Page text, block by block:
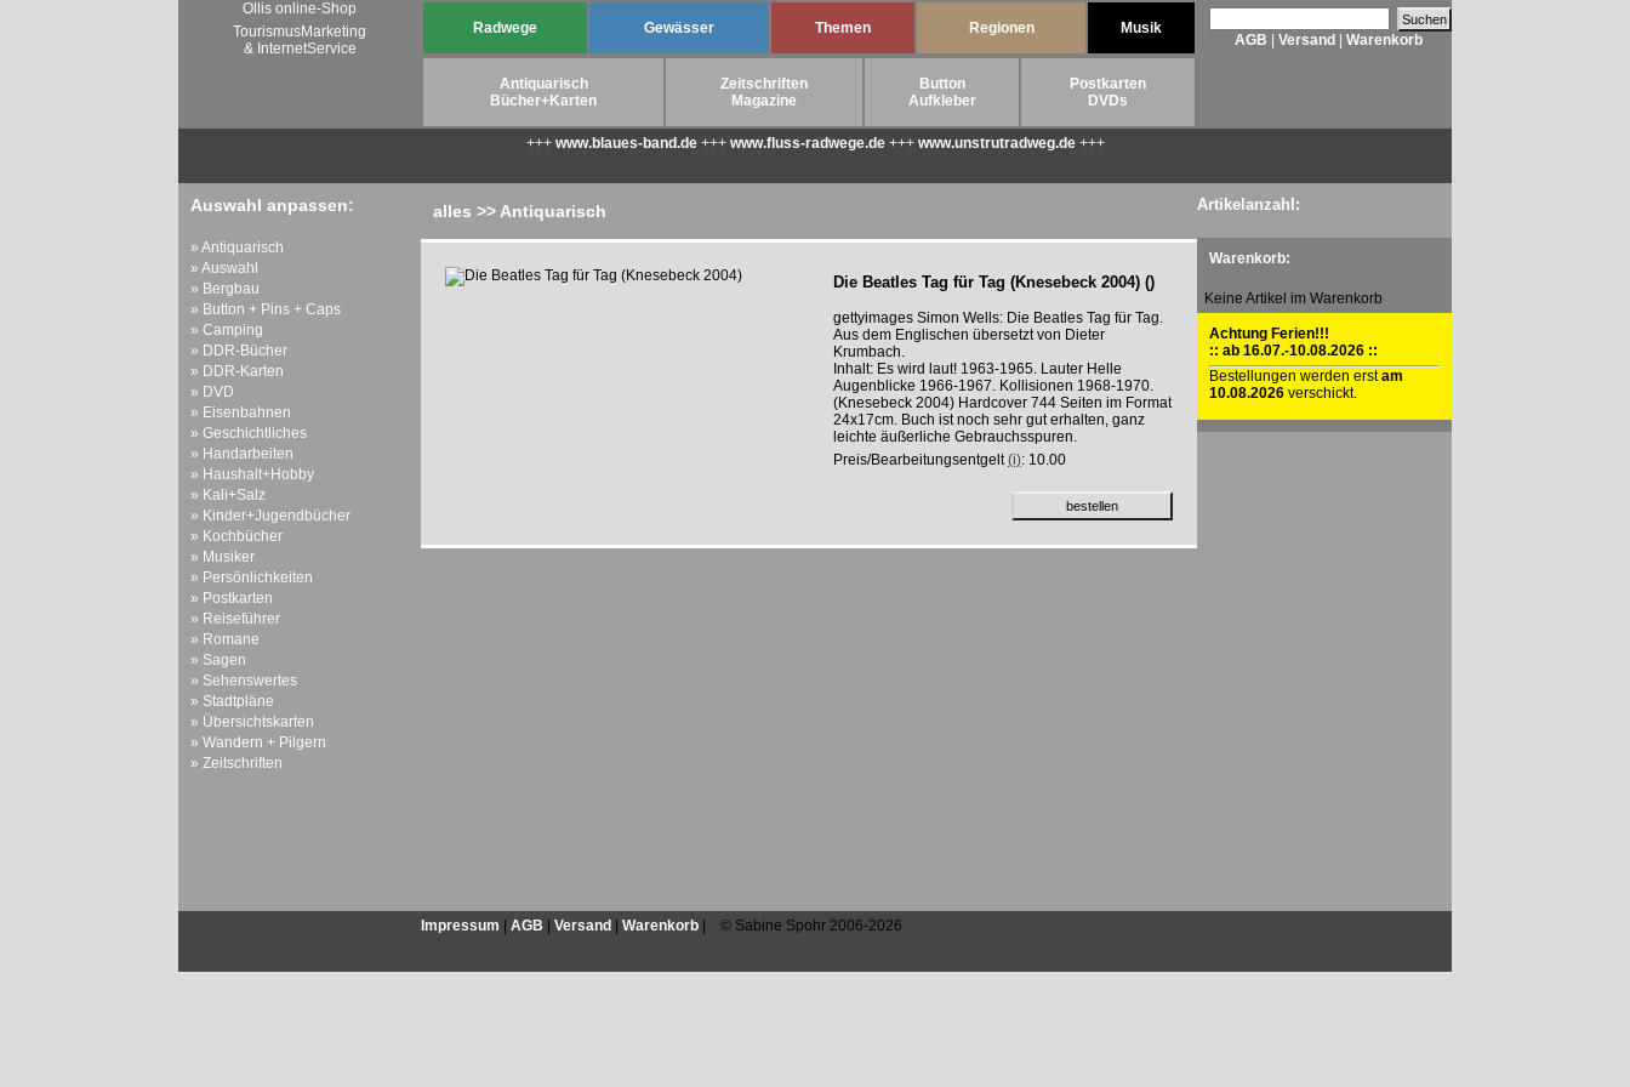
Ollis online-Shop
TourismusMarketing
& InternetService
Radwege Gewässer Themen Regionen Musik
Antiquarisch
Bücher+Karten
Zeitschriften
Magazine
Button
Aufkleber
Postkarten
DVDs
AGB Versand Warenkorb
+++ www.blaues-band.de+++ www.fluss-radwege.de+++ www.unstrutradweg.de+++
Auswahl anpassen:
» Antiquarisch
» Auswahl
» Bergbau
» Button + Pins + Caps
» Camping
» DDR-Bücher
» DDR-Karten
» DVD
» Eisenbahnen
» Geschichtliches
» Handarbeiten
» Haushalt+Hobby
» Kali+Salz
» Kinder+Jugendbücher
» Kochbücher
» Musiker
» Persönlichkeiten
» Postkarten
» Reiseführer
» Romane
» Sagen
» Sehenswertes
» Stadtpläne
» Übersichtskarten
» Wandern + Pilgern
» Zeitschriften
alles >> Antiquarisch
Die Beatles Tag für Tag (Knesebeck 2004) ()
gettyimages Simon Wells: Die Beatles Tag für Tag.
Aus dem Englischen übersetzt von Dieter
Krumbach.
Inhalt: Es wird laut! 1963-1965. Lauter Helle
Augenblicke 1966-1967. Kollisionen 1968-1970.
(Knesebeck 2004) Hardcover 744 Seiten im Format
24x17cm. Buch ist noch sehr gut erhalten, ganz
leichte äußerliche Gebrauchsspuren.
Preis/Bearbeitungsentgelt(i): 10.00
Artikelanzahl:
Warenkorb:
Keine Artikel im Warenkorb
Achtung Ferien!!!
:: ab 16.07.-10.08.2026 ::
Bestellungen werden erstam
10.08.2026 verschickt.
Impressum AGB Versand Warenkorb | © Sabine Spohr 2006-2026